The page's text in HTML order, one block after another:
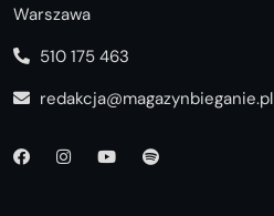
Warszawa
510 175 463
redakcja@magazynbieganie.pl